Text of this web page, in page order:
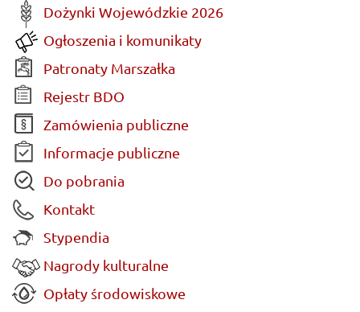
Dożynki Wojewódzkie 2026
Ogłoszenia i komunikaty
Patronaty Marszałka
Rejestr BDO
Zamówienia publiczne
Informacje publiczne
Do pobrania
Kontakt
Stypendia
Nagrody kulturalne
Opłaty środowiskowe